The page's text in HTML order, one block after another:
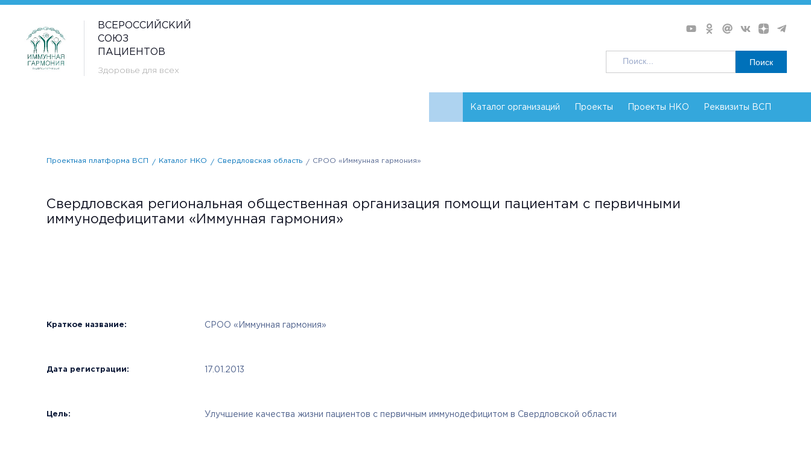
ВСЕРОССИЙСКИЙ
СОЮЗ
ПАЦИЕНТОВ
Здоровье для всех
Поиск
Каталог организаций Проекты Проекты НКО Реквизиты ВСП
Проектная платформа ВСП Каталог НКО Свердловская область СРОО «Иммунная гармония»
Свердловская региональная общественная организация помощи пациентам с первичными
иммунодефицитами «Иммунная гармония»
Краткое название: СРОО «Иммунная гармония»
Дата регистрации: 17.01.2013
Цель: Улучшение качества жизни пациентов с первичным иммунодефицитом в Свердловской области